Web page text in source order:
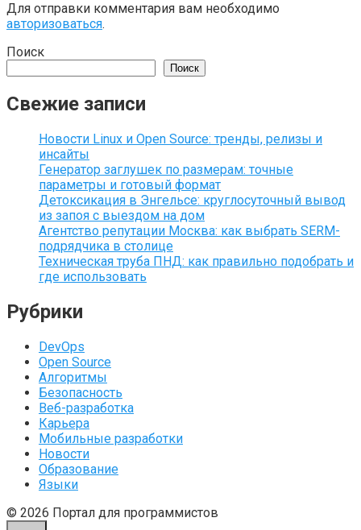
Для отправки комментария вам необходимо
авторизоваться.
Поиск
Поиск
Свежие записи
Новости Linux и Open Source: тренды, релизы и
инсайты
Генератор заглушек по размерам: точные
параметры и готовый формат
Детоксикация в Энгельсе: круглосуточный вывод
из запоя с выездом на дом
Агентство репутации Москва: как выбрать SERM-
подрядчика в столице
Техническая труба ПНД: как правильно подобрать и
где использовать
Рубрики
DevOps
Open Source
Алгоритмы
Безопасность
Веб-разработка
Карьера
Мобильные разработки
Новости
Образование
Языки
© 2026 Портал для программистов